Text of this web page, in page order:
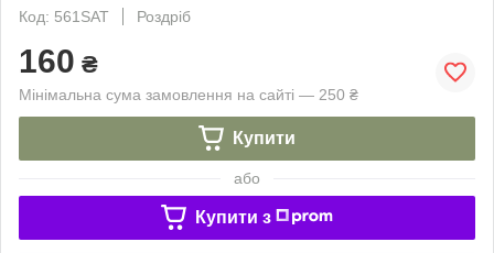
Код: 561SAT
Роздріб
160 ₴
Мінімальна сума замовлення на сайті — 250 ₴
Купити
або
Купити з